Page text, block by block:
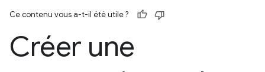
Ce contenu vous a-t-il été utile ?
Créer une